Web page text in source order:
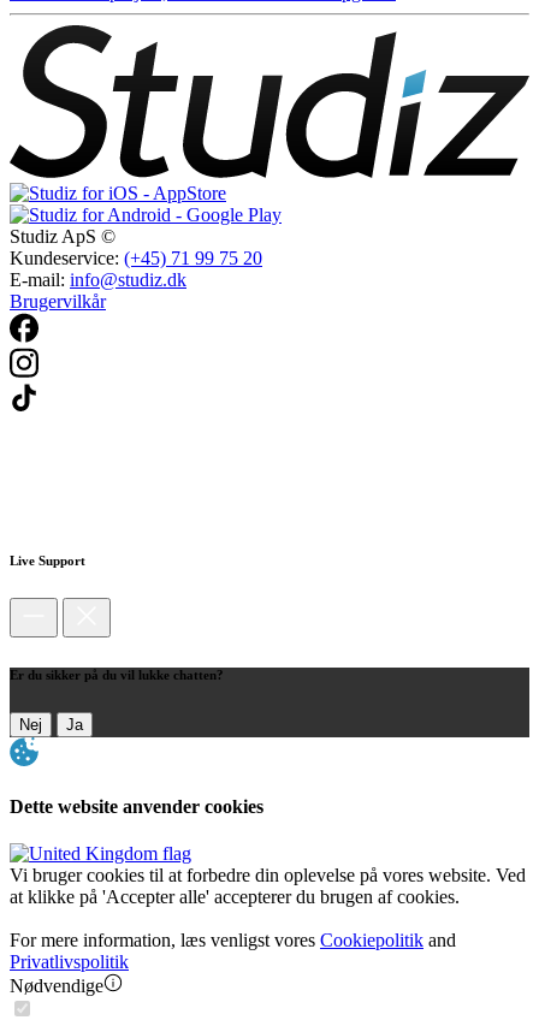
Studiz ApS ©
Kundeservice: (+45) 71 99 75 20
E-mail: info@studiz.dk
Brugervilkår
Live Support
Er du sikker på du vil lukke chatten?
Nej Ja
Dette website anvender cookies
Vi bruger cookies til at forbedre din oplevelse på vores website. Ved
at klikke på 'Accepter alle' accepterer du brugen af cookies.
For mere information, læs venligst vores Cookiepolitik and
Privatlivspolitik
Nødvendige